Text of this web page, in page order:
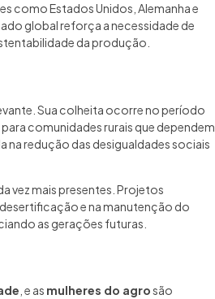
como Estados Unidos, Alemanha e
global reforça a necessidade de
da produção.
Sua colheita ocorre no período
comunidades rurais que dependem
na redução das desigualdades sociais
vez mais presentes. Projetos
e na manutenção do
as gerações futuras.
, e as mulheres do agrosão